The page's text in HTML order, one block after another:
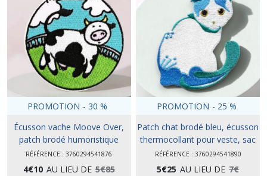
PROMOTION - 30 %
Écusson vache Moove Over,
patch brodé humoristique
RÉFÉRENCE : 3760294541876
4€10 AU LIEU DE 5€85
PROMOTION - 25 %
Patch chat brodé bleu, écusson
thermocollant pour veste, sac
ou idée cadeau
RÉFÉRENCE : 3760294541890
5€25 AU LIEU DE 7€